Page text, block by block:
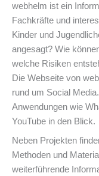
webhelm ist ein
Fachkräfte und
Kinder und
angesagt? Wie
welche Risiken
Die Webseite von
rund um Social
Anwendungen wie
YouTube in den Blick.
Neben Projekten
Methoden und
weiterführende